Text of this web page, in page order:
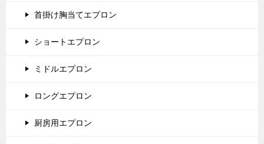
首掛け胸当てエプロン
ショートエプロン
ミドルエプロン
ロングエプロン
厨房用エプロン